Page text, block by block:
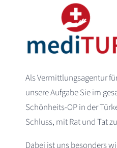
Als Vermittlungsagentur
unsere Aufgabe Sie im
Schönheits-OP in der
Schluss, mit Rat und Tat
Dabei ist uns besonders